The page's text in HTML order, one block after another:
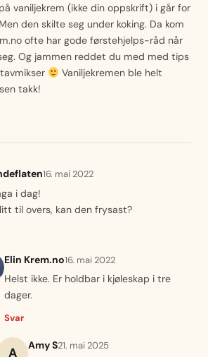
vaniljekrem (ikke din oppskrift) i går for
den skilte seg under koking. Da kom
ofte har gode førstehjelps-råd når
Og jammen reddet du med med tips
Vaniljekremen ble helt
takk!
16. mai 2022
i dag!
til overs, kan den frysast?
Elin Krem.no16. mai 2022
Helst ikke. Er holdbar i kjøleskap i tre
dager.
Svar
A Amy S21. mai 2025